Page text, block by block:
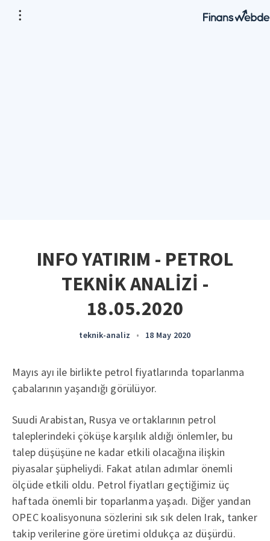
INFO YATIRIM - PETROL
TEKNİK ANALİZİ -
18.05.2020
teknik-analiz • 18 May 2020
Mayıs ayı ile birlikte petrol fiyatlarında toparlanma
çabalarının yaşandığı görülüyor.
Suudi Arabistan, Rusya ve ortaklarının petrol
taleplerindeki çöküşe karşılık aldığı önlemler, bu
talep düşüşüne ne kadar etkili olacağına ilişkin
piyasalar şüpheliydi. Fakat atılan adımlar önemli
ölçüde etkili oldu. Petrol fiyatları geçtiğimiz üç
haftada önemli bir toparlanma yaşadı. Diğer yandan
OPEC koalisyonuna sözlerini sık sık delen Irak, tanker
takip verilerine göre üretimi oldukça az düşürdü.